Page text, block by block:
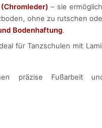
– sie
ohne zu rutschen
Bodenhaftung.
für Tanzschulen mit
präzise Fußarbeit